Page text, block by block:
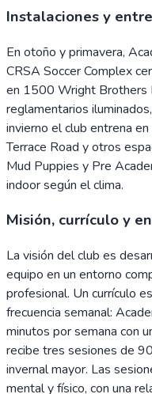
Instalaciones y
En otoño y primavera,
CRSA Soccer Complex
en 1500 Wright Brothers
reglamentarios
invierno el club entrena
Terrace Road y otros
Mud Puppies y Pre
indoor según el clima.
Misión, currículo y
La visión del club es
equipo en un entorno
profesional. Un currículo
frecuencia semanal:
minutos por semana con
recibe tres sesiones de
invernal mayor. Las
mental y físico, con una